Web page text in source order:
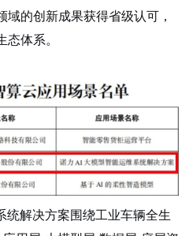
的创新成果获得省级认可，
体系。
统解决方案围绕工业车辆全生